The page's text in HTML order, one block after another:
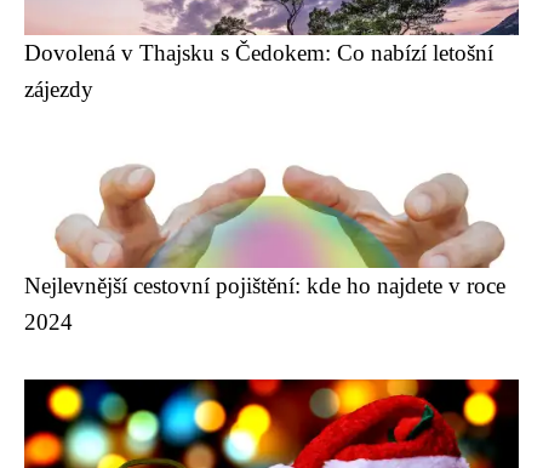
Dovolená v Thajsku s Čedokem: Co nabízí letošní
zájezdy
Nejlevnější cestovní pojištění: kde ho najdete v roce
2024